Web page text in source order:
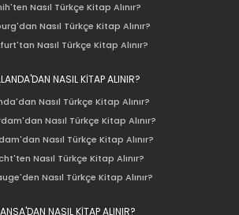
Nasıl Türkçe Kitap Alınır?
Nasıl Türkçe Kitap Alınır?
Nasıl Türkçe Kitap Alınır?
NASIL KİTAP ALINIR?
Nasıl Türkçe Kitap Alınır?
Nasıl Türkçe Kitap Alınır?
Nasıl Türkçe Kitap Alınır?
Nasıl Türkçe Kitap Alınır?
Nasıl Türkçe Kitap Alınır?
NASIL KİTAP ALINIR?